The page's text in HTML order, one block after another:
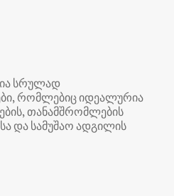
სრულად
რომლებიც იდეალურია
თანამშრომლების
და სამუშაო ადგილის